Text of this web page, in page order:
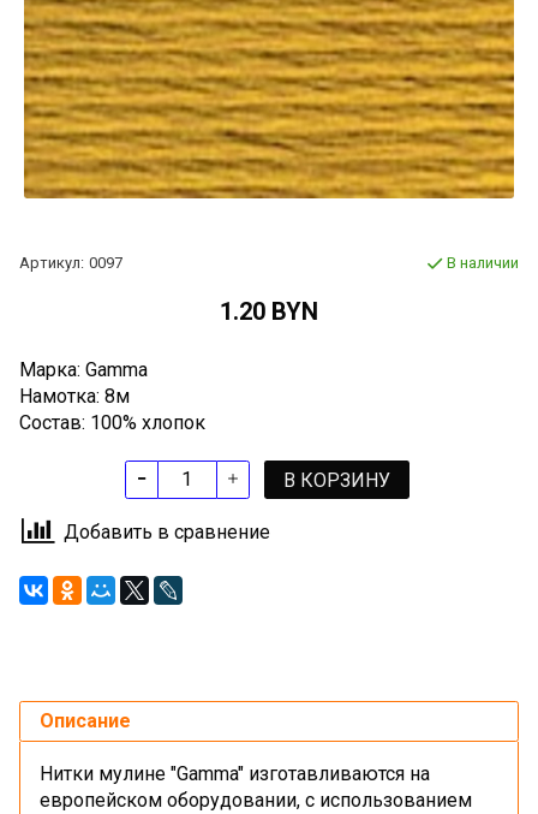
Артикул: 0097 В наличии
1.20 BYN
Марка: Gamma
Намотка: 8м
Состав: 100% хлопок
В КОРЗИНУ
Добавить в сравнение
Описание
Нитки мулине "Gamma" изготавливаются на
европейском оборудовании, с использованием